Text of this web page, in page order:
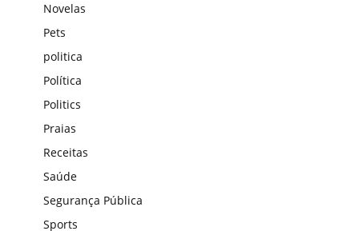
Novelas
Pets
politica
Política
Politics
Praias
Receitas
Saúde
Segurança Pública
Sports